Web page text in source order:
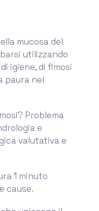
mucosa del
utilizzando
igiene, di fimosi
paura nel
Problema
e
valutativa e
1 minuto
cause.